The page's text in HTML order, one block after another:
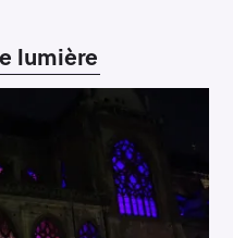
lumière